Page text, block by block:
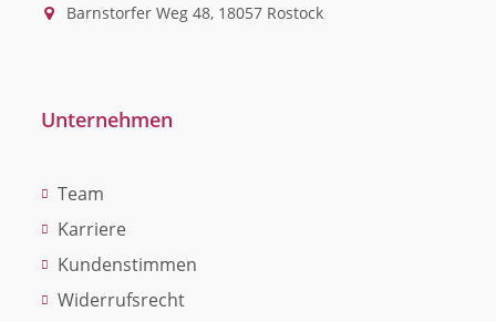
Barnstorfer Weg 48, 18057 Rostock
Unternehmen
Team
Karriere
Kundenstimmen
Widerrufsrecht